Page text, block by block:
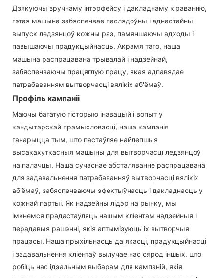
Дзякуючы зручнаму інтэрфейсу і дакладнаму кіраванню,
гэтая машына забяспечвае паслядоўны і аднастайны
выпуск ледзянцоў кожны раз, памяншаючы адходы і
павышаючы прадукцыйнасць. Акрамя таго, наша
машына распрацавана трывалай і надзейнай,
забяспечваючы працяглую працу, якая адпавядае
патрабаванням вытворчасці вялікіх аб'ёмаў.
Профіль кампаніі
Маючы багатую гісторыю інавацый і вопыт у
кандытарскай прамысловасці, наша кампанія
ганарыцца тым, што пастаўляе найлепшыя
высакахуткасныя машыны для вытворчасці ледзянцоў
на палачцы. Наша сучаснае абсталяванне распрацавана
для задавальнення патрабаванняў вытворчасці вялікіх
аб'ёмаў, забяспечваючы эфектыўнасць і дакладнасць у
кожнай партыі. Як надзейны лідэр на рынку, мы
імкнемся прадастаўляць нашым кліентам надзейныя і
перадавыя рашэнні, якія аптымізуюць іх вытворчыя
працэсы. Наша прыхільнасць да якасці, прадукцыйнасці
і задавальнення кліентаў вылучае нас сярод іншых, што
робіць нас ідэальным выбарам для кампаній, якія